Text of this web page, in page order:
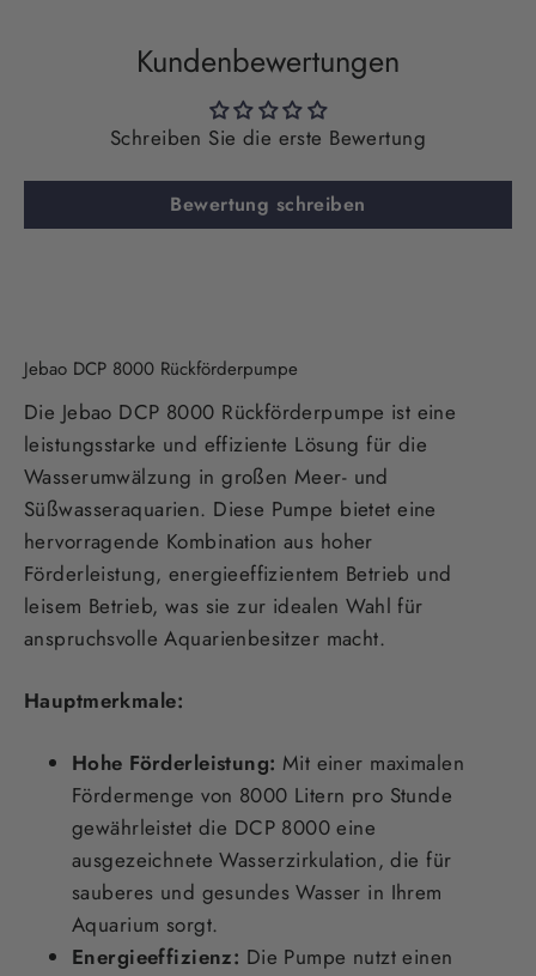
Kundenbewertungen
Schreiben Sie die erste Bewertung
Bewertung schreiben
Jebao DCP 8000 Rückförderpumpe
Die Jebao DCP 8000 Rückförderpumpe ist eine
leistungsstarke und effiziente Lösung für die
Wasserumwälzung in großen Meer- und
Süßwasseraquarien. Diese Pumpe bietet eine
hervorragende Kombination aus hoher
Förderleistung, energieeffizientem Betrieb und
leisem Betrieb, was sie zur idealen Wahl für
anspruchsvolle Aquarienbesitzer macht.
Hauptmerkmale:
Hohe Förderleistung: Mit einer maximalen
Fördermenge von 8000 Litern pro Stunde
gewährleistet die DCP 8000 eine
ausgezeichnete Wasserzirkulation, die für
sauberes und gesundes Wasser in Ihrem
Aquarium sorgt.
Energieeffizienz: Die Pumpe nutzt einen